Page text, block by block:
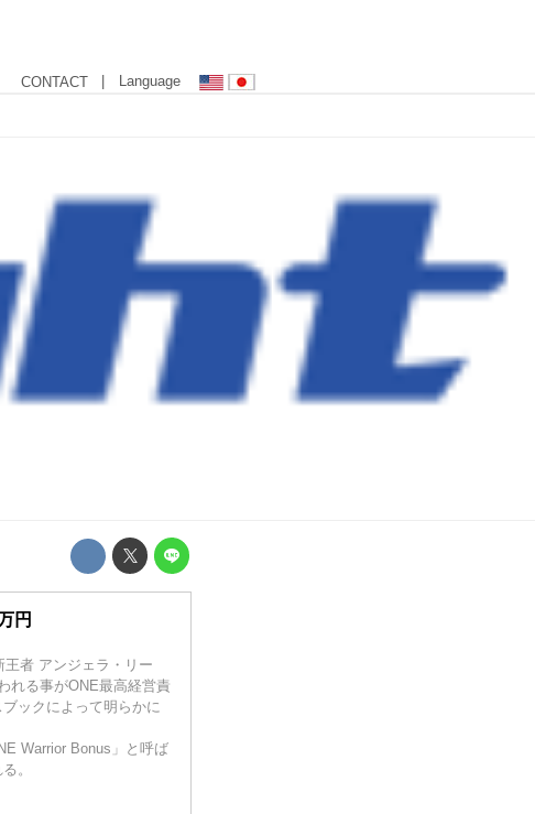
CONTACT | Language
円
者 アンジェラ・リー
れる事がONE最高経営責
ックによって明らかに
Warrior Bonus」と呼ば
。